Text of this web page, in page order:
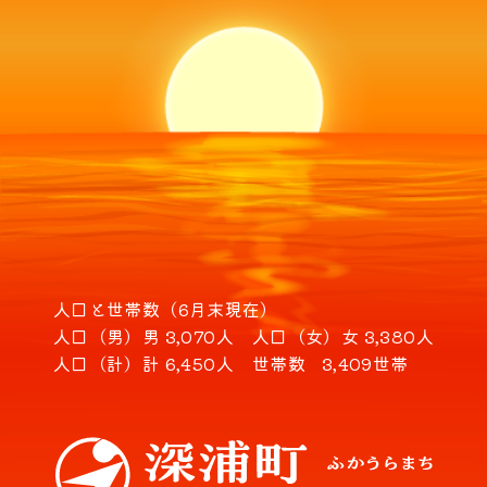
人口と世帯数（6月末現在）
人口（男） 男 3,070人 人口（女） 女 3,380人
人口（計） 計 6,450人 世帯数 3,409世帯